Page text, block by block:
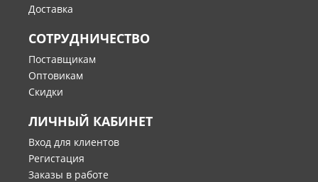
Доставка
СОТРУДНИЧЕСТВО
Поставщикам
Оптовикам
Скидки
ЛИЧНЫЙ КАБИНЕТ
Вход для клиентов
Регистация
Заказы в работе